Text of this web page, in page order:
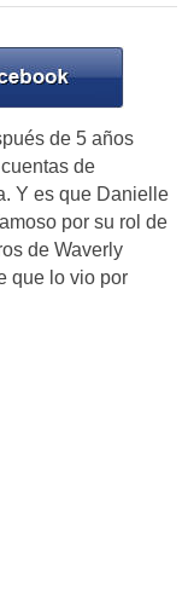
de 5 años
de
Y es que Danielle
por su rol de
de Waverly
que lo vio por